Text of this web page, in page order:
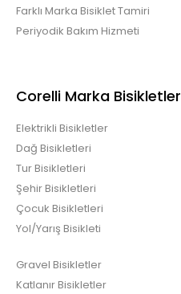
Farklı Marka Bisiklet Tamiri
Periyodik Bakım Hizmeti
Corelli Marka Bisikletler
Elektrikli Bisikletler
Dağ Bisikletleri
Tur Bisikletleri
Şehir Bisikletleri
Çocuk Bisikletleri
Yol/Yarış Bisikleti
Gravel Bisikletler
Katlanır Bisikletler